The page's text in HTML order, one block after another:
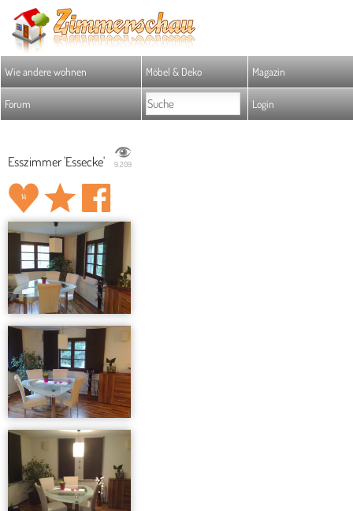
Wie andere wohnen Möbel & Deko Magazin
Forum Login
Esszimmer 'Essecke' 9.209
14